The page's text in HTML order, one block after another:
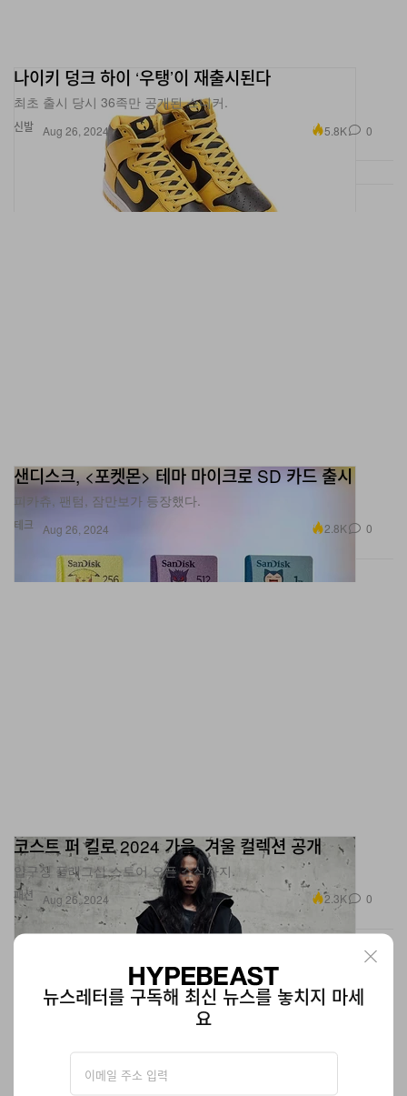
신발
나이키 덩크 하이 ‘우탱’이 재출시된다
최초 출시 당시 36족만 공개된 스니커.
Aug 26, 2024 5.8K 0
테크
샌디스크, <포켓몬> 테마 마이크로 SD 카드 출시
피카츄, 팬텀, 잠만보가 등장했다.
Aug 26, 2024 2.8K 0
패션
코스트 퍼 킬로 2024 가을, 겨울 컬렉션 공개
압구정 플래그십 스토어 오픈 소식까지.
Aug 26, 2024 2.3K 0
뉴스레터를 구독해 최신 뉴스를 놓치지 마세
요